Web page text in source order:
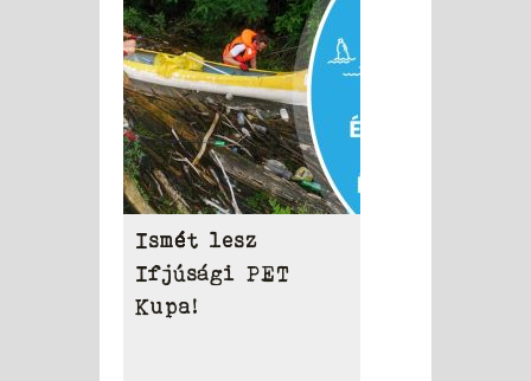
Ismét lesz
Ifjúsági PET
Kupa!